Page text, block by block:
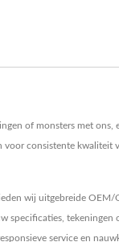
of monsters met ons,
voor consistente kwaliteit
wij uitgebreide OEM/
specificaties, tekeningen
service en